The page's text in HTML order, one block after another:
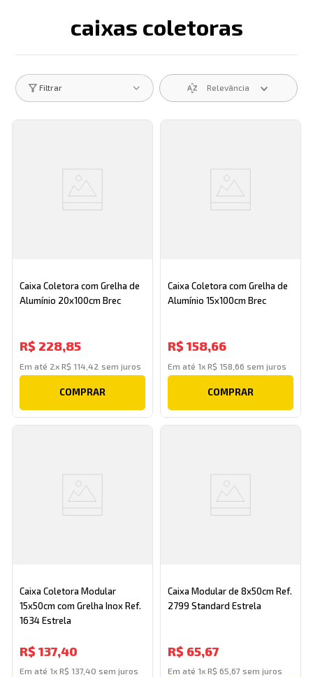
caixas coletoras
Descrição search
Filtrar Relevância
Caixa Coletora com Grelha de
Alumínio 20x100cm Brec
R$ 228,85
Em até 2xR$ 114 ,42 sem juros
COMPRAR
Caixa Coletora com Grelha de
Alumínio 15x100cm Brec
R$ 158,66
Em até 1x R$ 158 66 sem juros
COMPRAR
Caixa Coletora Modular
15x50cm com Grelha Inox Ref.
1634 Estrela
R$ 137,40
Em até 1xR$ 137,40 sem juros
Caixa Modular de 8x50cm Ref.
2799 Standard Estrela
R$ 65,67
Em até 1x R$ 65 67 sem juros